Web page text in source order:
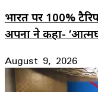
भारत पर 100%
अपनों ने कहा-
August 9, 2026